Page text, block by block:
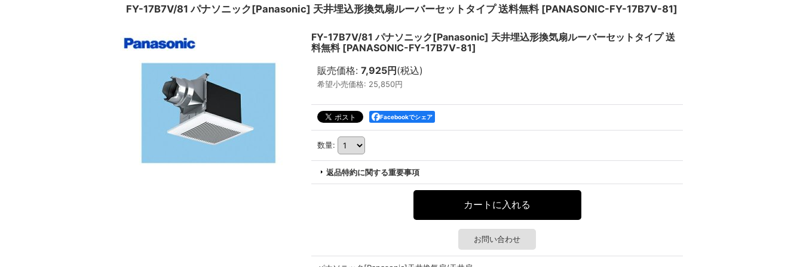
FY-17B7V/81 パナソニック[Panasonic] 天井埋込形換気扇ルーバーセットタイプ 送料無料 [PANASONIC-FY-17B7V-81]
FY-17B7V/81 パナソニック[Panasonic] 天井埋込形換気扇ルーバーセットタイプ 送
料無料 [PANASONIC-FY-17B7V-81]
販売価格: 7,925円 (税込)
希望小売価格: 25,850円
Facebookでシェア
数量:
返品特約に関する重要事項
お問い合わせ